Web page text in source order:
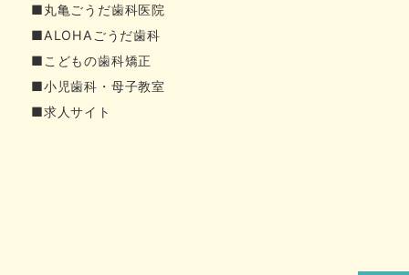
■丸亀ごうだ歯科医院
■ALOHAごうだ歯科
■こどもの歯科矯正
■小児歯科・母子教室
■求人サイト